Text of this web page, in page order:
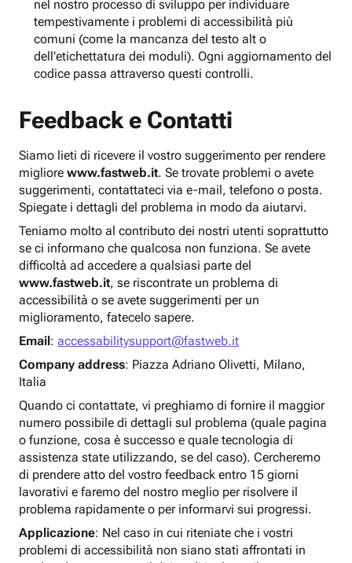
nel nostro processo di sviluppo per individuare
tempestivamente i problemi di accessibilità più
comuni (come la mancanza del testo alt o
dell'etichettatura dei moduli). Ogni aggiornamento del
codice passa attraverso questi controlli.
Feedback e Contatti
Siamo lieti di ricevere il vostro suggerimento per rendere
migliore www.fastweb.it. Se trovate problemi o avete
suggerimenti, contattateci via e-mail, telefono o posta.
Spiegate i dettagli del problema in modo da aiutarvi.
Teniamo molto al contributo dei nostri utenti soprattutto
se ci informano che qualcosa non funziona. Se avete
difficoltà ad accedere a qualsiasi parte del
www.fastweb.it, se riscontrate un problema di
accessibilità o se avete suggerimenti per un
miglioramento, fatecelo sapere.
Email: accessabilitysupport@fastweb.it
Company address: Piazza Adriano Olivetti, Milano,
Italia
Quando ci contattate, vi preghiamo di fornire il maggior
numero possibile di dettagli sul problema (quale pagina
o funzione, cosa è successo e quale tecnologia di
assistenza state utilizzando, se del caso). Cercheremo
di prendere atto del vostro feedback entro 15 giorni
lavorativi e faremo del nostro meglio per risolvere il
problema rapidamente o per informarvi sui progressi.
Applicazione: Nel caso in cui riteniate che i vostri
problemi di accessibilità non siano stati affrontati in